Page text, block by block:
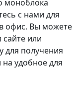
моноблока
с нами для
офис. Вы можете
или
для получения
на удобное для